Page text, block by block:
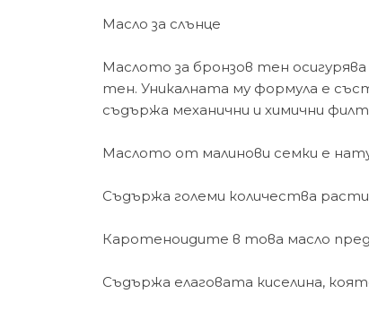
Масло за слънце
Маслото за бронзов тен осигурява
тен. Уникалната му формула е
съдържа механични и химични
Маслото от малинови семки е
Съдържа големи количества
Каротеноидите в това масло
Съдържа елаговата киселина,